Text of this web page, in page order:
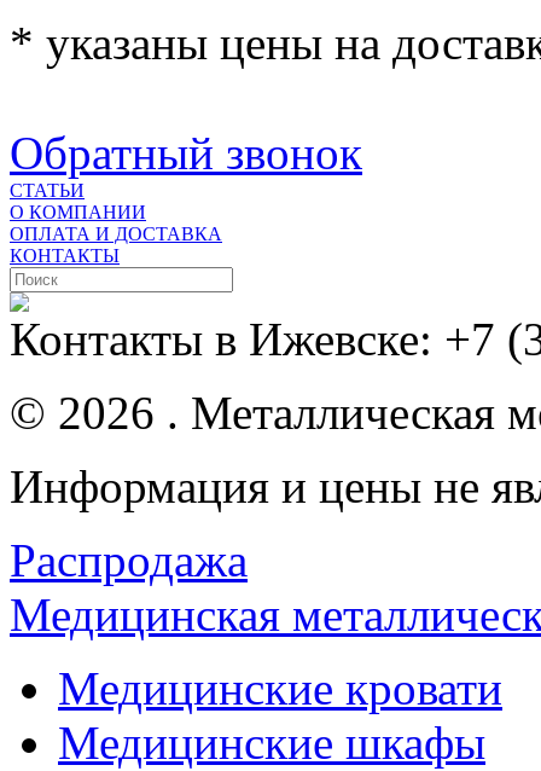
* указаны цены на
Обратный звонок
СТАТЬИ
О КОМПАНИИ
ОПЛАТА И ДОСТАВКА
КОНТАКТЫ
Контакты в Ижевске: +7
© 2026 . Металлическая
Информация и цены не
Распродажа
Медицинская
Медицинские кровати
Медицинские шкафы